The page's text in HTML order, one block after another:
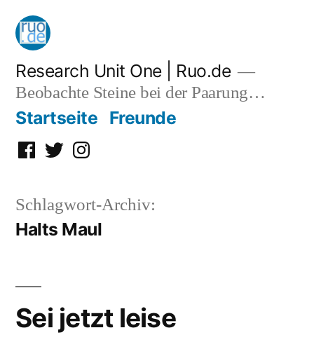
Zum
Inhalt
springen
Research Unit One | Ruo.de
Beobachte Steine bei der Paarung…
Startseite Freunde
Facebook
TwitterInstagram
Schlagwort-Archiv:
Halts Maul
Sei jetzt leise